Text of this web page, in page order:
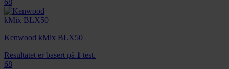
Kenwood kMix BLX50
Resultatet er basert på 1 test.
68